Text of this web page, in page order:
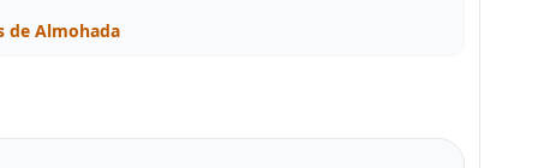
de Almohada